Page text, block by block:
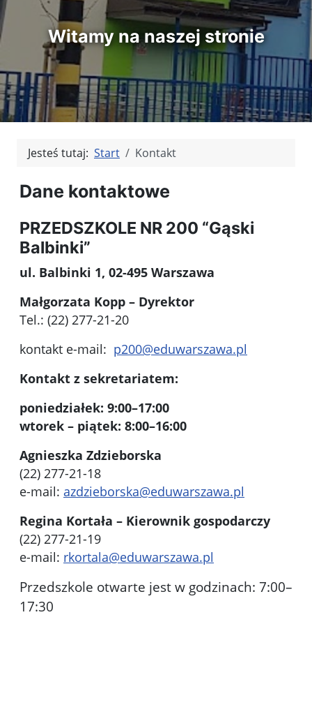
Witamy na naszej stronie
Jesteś tutaj: Start Kontakt
Dane kontaktowe
PRZEDSZKOLE NR 200 “Gąski
Balbinki”
ul. Balbinki 1, 02-495 Warszawa
Małgorzata Kopp – Dyrektor
Tel.: (22) 277-21-20
kontakt e-mail: p200@eduwarszawa.pl
Kontakt z sekretariatem:
poniedziałek: 9:00–17:00
wtorek – piątek: 8:00–16:00
Agnieszka Zdzieborska
(22) 277-21-18
e-mail: azdzieborska@eduwarszawa.pl
Regina Kortała – Kierownik gospodarczy
(22) 277-21-19
e-mail: rkortala@eduwarszawa.pl
Przedszkole otwarte jest w godzinach: 7:00–
17:30